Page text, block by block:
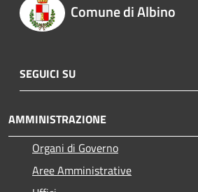
Comune di Albino
SEGUICI SU
AMMINISTRAZIONE
Organi di Governo
Aree Amministrative